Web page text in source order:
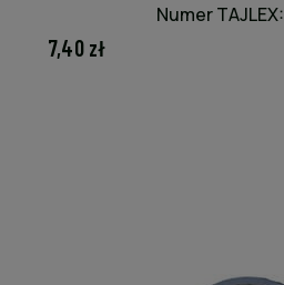
Numer TAJLEX:
7,40 zł